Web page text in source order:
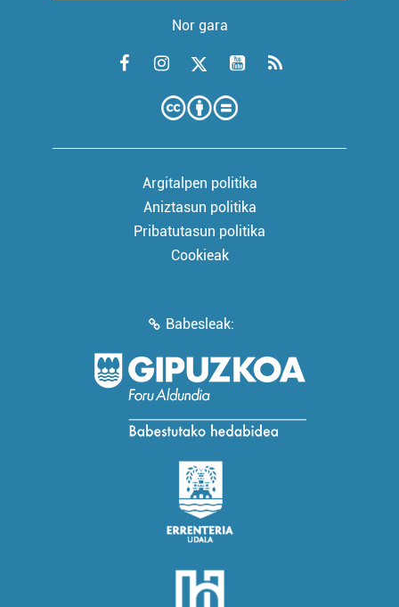
Nor gara
Argitalpen politika
Aniztasun politika
Pribatutasun politika
Cookieak
Babesleak: